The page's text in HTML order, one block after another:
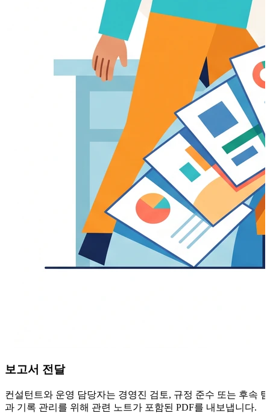
보고서 전달
컨설턴트와 운영 담당자는 경영진 검토, 규정 준수 또는 후속
과 기록 관리를 위해 관련 노트가 포함된 PDF를 내보냅니다.